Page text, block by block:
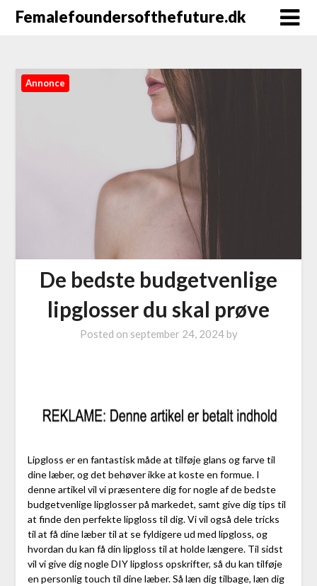
Femalefoundersofthefuture.dk
Annonce
De bedste budgetvenlige
lipglosser du skal prøve
Posted on september 24, 2024by
Lipgloss er en fantastisk måde at tilføje glans og farve til
dine læber, og det behøver ikke at koste en formue. I
denne artikel vil vi præsentere dig for nogle af de bedste
budgetvenlige lipglosser på markedet, samt give dig tips til
at finde den perfekte lipgloss til dig. Vi vil også dele tricks
til at få dine læber til at se fyldigere ud med lipgloss, og
hvordan du kan få din lipgloss til at holde længere. Til sidst
vil vi give dig nogle DIY lipgloss opskrifter, så du kan tilføje
en personlig touch til dine læber. Så læn dig tilbage, læn dig